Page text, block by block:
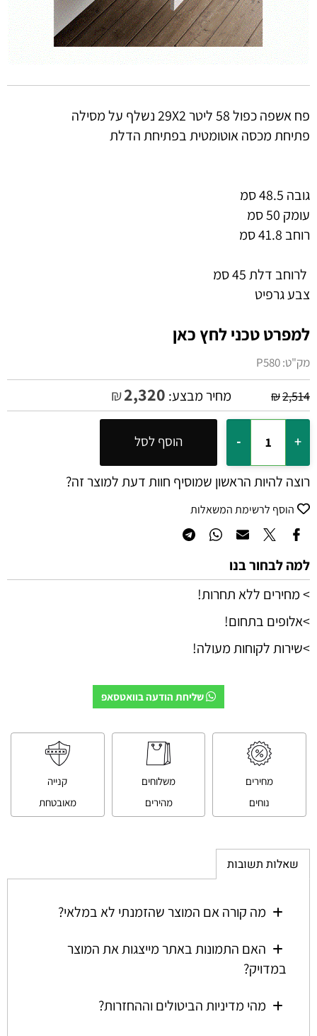
פח אשפה כפול 58 ליטר 29X2 נשלף על מסילה
פתיחת מכסה אוטומטית בפתיחת הדלת
גובה 48.5 סמ
עומק 50 סמ
רוחב 41.8 סמ
לרוחב דלת 45 סמ
צבע גרפיט
למפרט טכני לחץ כאן
מק"ט:P580
₪2,514 מחיר מבצע: ₪2,320
הוסף לסל
רוצה להיות הראשון שמוסיף חוות דעת למוצר זה?
הוסף לרשימת המשאלות
למה לבחור בנו
> מחירים ללא תחרות!
>אלופים בתחום!
>שירות לקוחות מעולה!
שליחת הודעה בוואטסאפ
מחירים
נוחים
משלוחים
מהירים
קנייה
מאובטחת
שאלות תשובות
מה קורה אם המוצר שהזמנתי לא במלאי?
האם התמונות באתר מייצגות את המוצר
במדויק?
מהי מדיניות הביטולים וההחזרות?